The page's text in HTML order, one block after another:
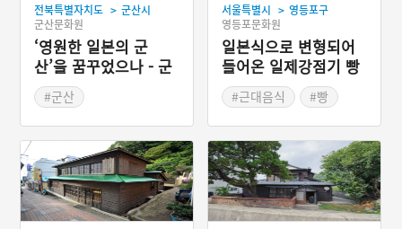
전북특별자치도 > 군산시
군산문화원
‘영원한 일본의 군
산’을 꿈꾸었으나 - 군
산 신흥동 일본식 가옥
#군산
#군산근대유산
#일본식가옥
#영화 촬영지
서울특별시 > 영등포구
영등포문화원
일본식으로 변형되어
들어온 일제강점기 빵
#근대음식 #빵